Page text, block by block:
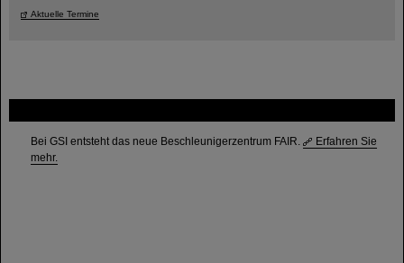
Bei GSI entsteht das neue Beschleunigerzentrum FAIR.
Erfahren Sie
mehr.
Aktuelle Termine